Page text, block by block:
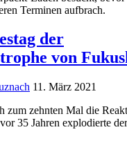
Terminen aufbrach.
der
von
11. März 2021
zum zehnten Mal die
35 Jahren explodierte